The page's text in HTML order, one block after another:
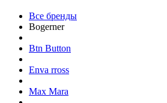
Все бренды
Bogerner
Btn Button
Enva rross
Max Mara